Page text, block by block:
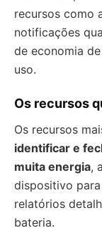
recursos como
notificações
de economia
uso.
Os recursos
Os recursos
identificar e
muita energia,
dispositivo
relatórios
bateria.